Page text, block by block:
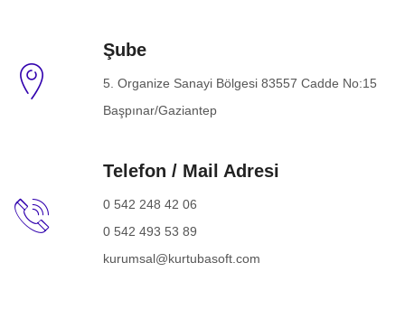
Şube
5. Organize Sanayi Bölgesi 83557 Cadde No:15
Başpınar/Gaziantep
Telefon / Mail Adresi
0 542 248 42 06
0 542 493 53 89
kurumsal@kurtubasoft.com